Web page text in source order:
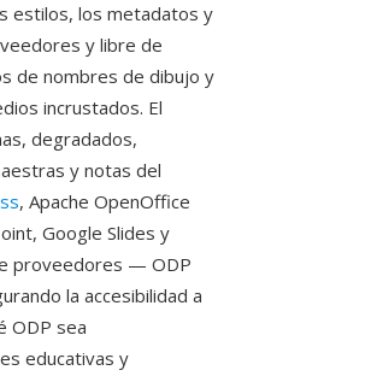
estilos, los metadatos y
y libre de
de nombres de dibujo y
incrustados. El
degradados,
y notas del
, Apache OpenOffice
Google Slides y
proveedores — ODP
la accesibilidad a
ODP sea
educativas y